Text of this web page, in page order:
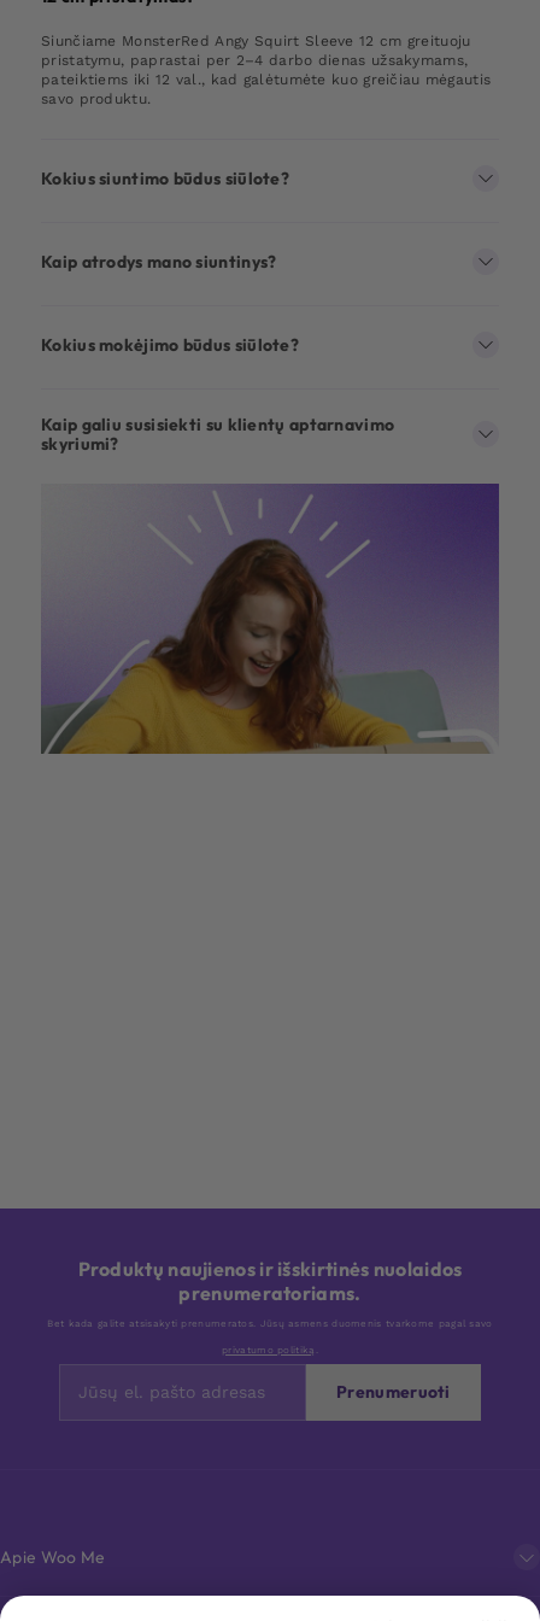
Siunčiame MonsterRed Angy Squirt Sleeve 12 cm greituoju
pristatymu, paprastai per 2–4 darbo dienas užsakymams,
pateiktiems iki 12 val., kad galėtumėte kuo greičiau mėgautis
savo produktu.
Kokius siuntimo būdus siūlote?
Kaip atrodys mano siuntinys?
Kokius mokėjimo būdus siūlote?
Kaip galiu susisiekti su klientų aptarnavimo
skyriumi?
Produktų naujienos ir išskirtinės nuolaidos
prenumeratoriams.
Bet kada galite atsisakyti prenumeratos. Jūsų asmens duomenis tvarkome pagal savo
privatumo politiką .
Prenumeruoti
Apie Woo Me